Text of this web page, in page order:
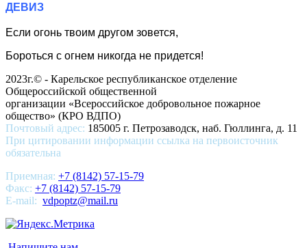
ДЕВИЗ
Если огонь твоим другом зовется,
Бороться с огнем никогда не придется!
2023г.© - Карельское республиканское отделение
Общероссийской общественной
организации «Всероссийское добровольное пожарное
общество» (КРО ВДПО)
Почтовый адрес: 185005 г. Петрозаводск, наб. Гюллинга, д. 11
При цитировании информации ссылка на первоисточник
обязательна
Приемная: +7 (8142) 57-15-79
Факс: +7 (8142) 57-15-79
E-mail: vdpoptz@mail.ru